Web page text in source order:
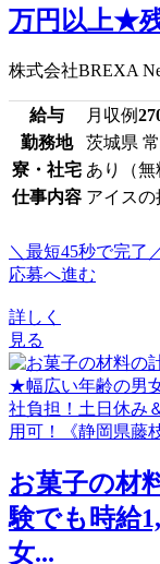
万円以上★
株式会社BREXA
給与 月収例
勤務地
茨城県
寮・社宅 あり（無
仕事内容 アイスの
＼最短45秒で完了
応募へ進む
詳しく
見る
お菓子の材
験でも時給
女...